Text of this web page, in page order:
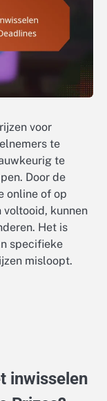
voor
te
te
Door de
online of op
voltooid, kunnen
Het is
specifieke
misloopt.
inwisselen